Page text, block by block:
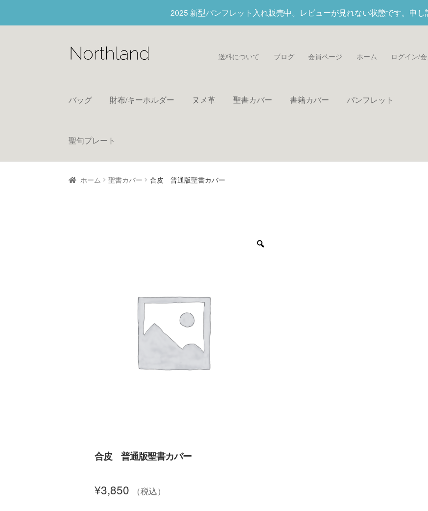
2025 新型パンフレット入れ販売中。レビューが見れない状態です。申し
送料について ブログ 会員ページ ホーム ログイン/
バッグ 財布/キーホルダー ヌメ革 聖書カバー 書籍カバー パンフレット
聖句プレート
ホーム 聖書カバー 合皮 普通版聖書カバー
合皮 普通版聖書カバー
¥3,850 （税込）